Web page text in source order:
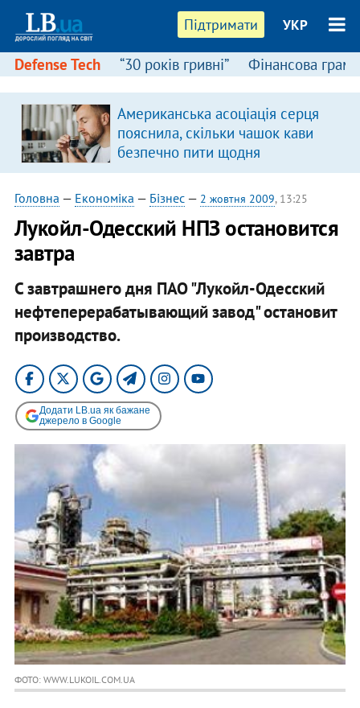
Підтримати УКР
Defense Tech “30 років гривні” Фінансова
Американська асоціація серця
пояснила, скільки чашок кави
безпечно пити щодня
Головна — Економіка — Бізнес— 2 жовтня 2009, 13:25
Лукойл-Одесский НПЗ остановится
завтра
С завтрашнего дня ПАО "Лукойл-Одесский
нефтеперерабатывающий завод" остановит
производство.
Додати LB.ua як бажане
джерело в Google
ФОТО: WWW.LUKOIL.COM.UA